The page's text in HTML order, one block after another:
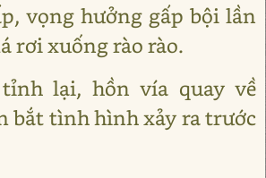
vọng hưởng gấp bội lần
rơi xuống rào rào.
tỉnh lại, hồn vía quay về
bắt tình hình xảy ra trước